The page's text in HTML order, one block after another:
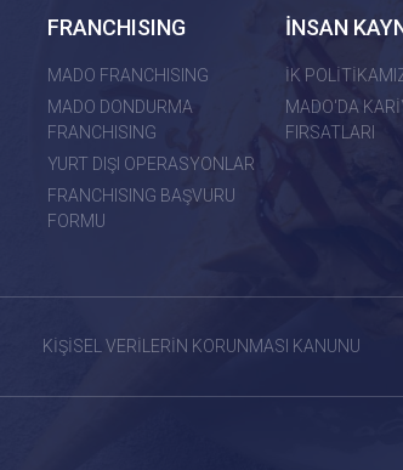
FRANCHISING
MADO FRANCHISING
MADO DONDURMA
FRANCHISING
YURT DIŞI OPERASYONLAR
FRANCHISING BAŞVURU
FORMU
İNSAN
İK
MADO'DA
FIRSATLARI
KİŞİSEL VERİLERİN KORUNMASI KANUNU